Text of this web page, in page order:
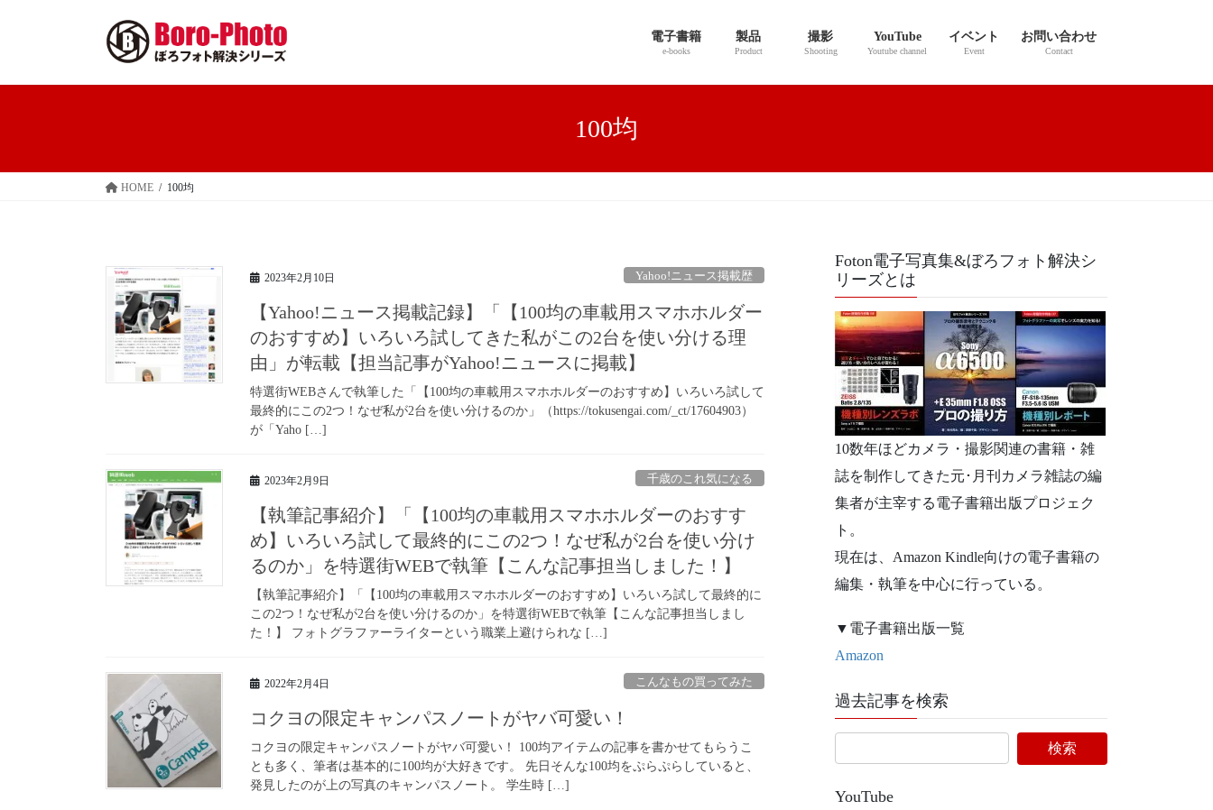
電子書籍
e-books
製品
Product
撮影
Shooting
YouTube
Youtube channel
イベント
Event
お問い合わせ
Contact
100均
HOME 100均
2023年2月10日 Yahoo!ニュース掲載歴
【Yahoo!ニュース掲載記録】「【100均の車載用スマホホルダー
のおすすめ】いろいろ試してきた私がこの2台を使い分ける理
由」が転載【担当記事がYahoo!ニュースに掲載】
特選街WEBさんで執筆した「【100均の車載用スマホホルダーのおすすめ】いろいろ試して
最終的にこの2つ！なぜ私が2台を使い分けるのか」（https://tokusengai.com/_ct/17604903）
が「Yaho […]
2023年2月9日 千歳のこれ気になる
【執筆記事紹介】「【100均の車載用スマホホルダーのおすす
め】いろいろ試して最終的にこの2つ！なぜ私が2台を使い分け
るのか」を特選街WEBで執筆【こんな記事担当しました！】
【執筆記事紹介】「【100均の車載用スマホホルダーのおすすめ】いろいろ試して最終的に
この2つ！なぜ私が2台を使い分けるのか」を特選街WEBで執筆【こんな記事担当しまし
た！】 フォトグラファーライターという職業上避けられな […]
2022年2月4日 こんなもの買ってみた
コクヨの限定キャンパスノートがヤバ可愛い！
コクヨの限定キャンパスノートがヤバ可愛い！ 100均アイテムの記事を書かせてもらうこ
とも多く、筆者は基本的に100均が大好きです。 先日そんな100均をぷらぷらしていると、
発見したのが上の写真のキャンパスノート。 学生時 […]
Foton電子写真集&ぼろフォト解決シ
リーズとは
10数年ほどカメラ・撮影関連の書籍・雑
誌を制作してきた元･月刊カメラ雑誌の編
集者が主宰する電子書籍出版プロジェク
ト。
現在は、Amazon Kindle向けの電子書籍の
編集・執筆を中心に行っている。
▼電子書籍出版一覧
Amazon
過去記事を検索
YouTube